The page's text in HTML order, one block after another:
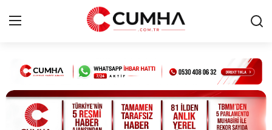
Kurumsal
Cumhurbaşkanlığı